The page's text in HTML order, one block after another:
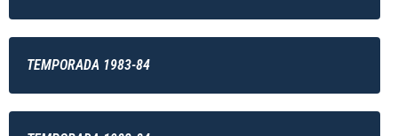
TEMPORADA 1983-84